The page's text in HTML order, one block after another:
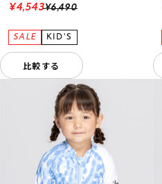
¥6,490
¥4,543
比較する